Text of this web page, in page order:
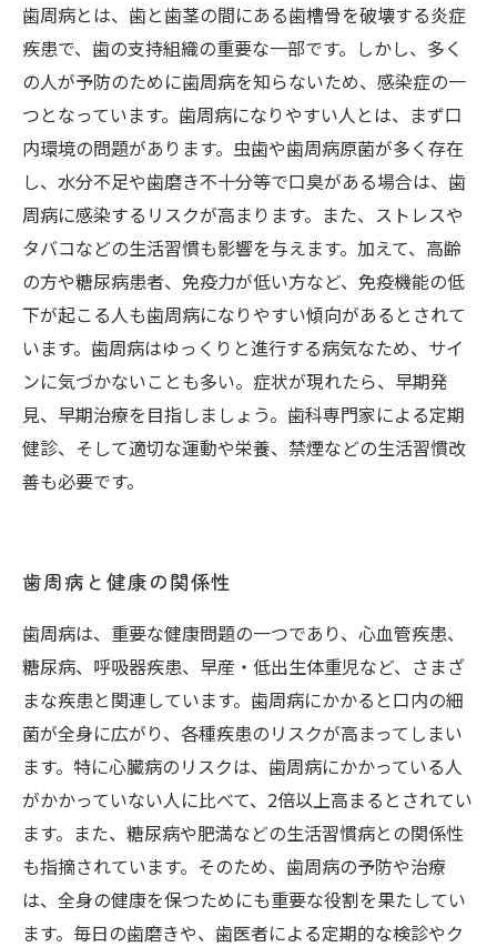
歯周病とは、歯と歯茎の間にある歯槽骨を破壊する炎症
疾患で、歯の支持組織の重要な一部です。しかし、多く
の人が予防のために歯周病を知らないため、感染症の一
つとなっています。歯周病になりやすい人とは、まず口
内環境の問題があります。虫歯や歯周病原菌が多く存在
し、水分不足や歯磨き不十分等で口臭がある場合は、歯
周病に感染するリスクが高まります。また、ストレスや
タバコなどの生活習慣も影響を与えます。加えて、高齢
の方や糖尿病患者、免疫力が低い方など、免疫機能の低
下が起こる人も歯周病になりやすい傾向があるとされて
います。歯周病はゆっくりと進行する病気なため、サイ
ンに気づかないことも多い。症状が現れたら、早期発
見、早期治療を目指しましょう。歯科専門家による定期
健診、そして適切な運動や栄養、禁煙などの生活習慣改
善も必要です。
歯周病と健康の関係性
歯周病は、重要な健康問題の一つであり、心血管疾患、
糖尿病、呼吸器疾患、早産・低出生体重児など、さまざ
まな疾患と関連しています。歯周病にかかると口内の細
菌が全身に広がり、各種疾患のリスクが高まってしまい
ます。特に心臓病のリスクは、歯周病にかかっている人
がかかっていない人に比べて、2倍以上高まるとされてい
ます。また、糖尿病や肥満などの生活習慣病との関係性
も指摘されています。そのため、歯周病の予防や治療
は、全身の健康を保つためにも重要な役割を果たしてい
ます。毎日の歯磨きや、歯医者による定期的な検診やク